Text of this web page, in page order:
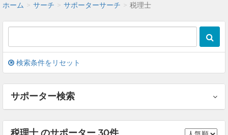
ホーム サーチ サポーターサーチ 税理士
検索条件をリセット
サポーター検索